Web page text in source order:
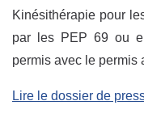
Kinésithérapie pour
par les PEP 69 ou
permis avec le permis
Lire le dossier de